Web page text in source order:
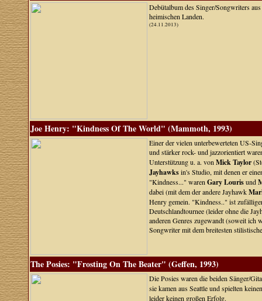
Debütalbum des Singer/Songwriters
heimischen Landen.
(24.11.2013)
Joe Henry: "Kindness Of The World" (Mammoth, 1993)
Einer der vielen unterbewerteten US-
und stärker rock- und jazzorientiert
Unterstützung u. a. von Mick Taylor
Jayhawksin's Studio, mit denen er
"Kindness..." waren Gary Lourisund
dabei (mit dem der andere Jayhawk
Henry gemein. "Kindness.." ist
Deutschlandtournee (leider ohne die
anderen Genres zugewandt (soweit ich
Songwriter mit dem breitesten
The Posies: "Frosting On The Beater" (Geffen, 1993)
Die Posies waren die beiden Sänger/
sie kamen aus Seattle und spielten
leider keinen großen Erfolg.